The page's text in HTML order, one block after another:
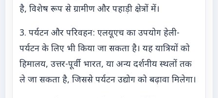
है, विशेष रूप से ग्रामीण और पहाड़ी क्षेत्रों में।
3. पर्यटन और परिवहन: एलयूएच का उपयोग हेली-
पर्यटन के लिए भी किया जा सकता है। यह यात्रियों को
हिमालय, उत्तर-पूर्वी भारत, या अन्य दर्शनीय स्थलों तक
ले जा सकता है, जिससे पर्यटन उद्योग को बढ़ावा मिलेगा।